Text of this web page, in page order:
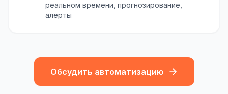
реальном времени, прогнозирование,
алерты
Обсудить автоматизацию